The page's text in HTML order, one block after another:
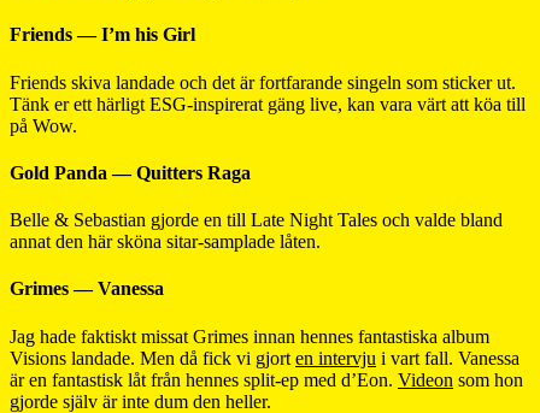
Friends — I’m his Girl
Friends skiva landade och det är fortfarande singeln som sticker ut.
Tänk er ett härligt ESG-inspirerat gäng live, kan vara värt att köa till
på Wow.
Gold Panda — Quitters Raga
Belle & Sebastian gjorde en till Late Night Tales och valde bland
annat den här sköna sitar-samplade låten.
Grimes — Vanessa
Jag hade faktiskt missat Grimes innan hennes fantastiska album
Visions landade. Men då fick vi gjort en intervju i vart fall. Vanessa
är en fantastisk låt från hennes split-ep med d’Eon. Videon som hon
gjorde själv är inte dum den heller.